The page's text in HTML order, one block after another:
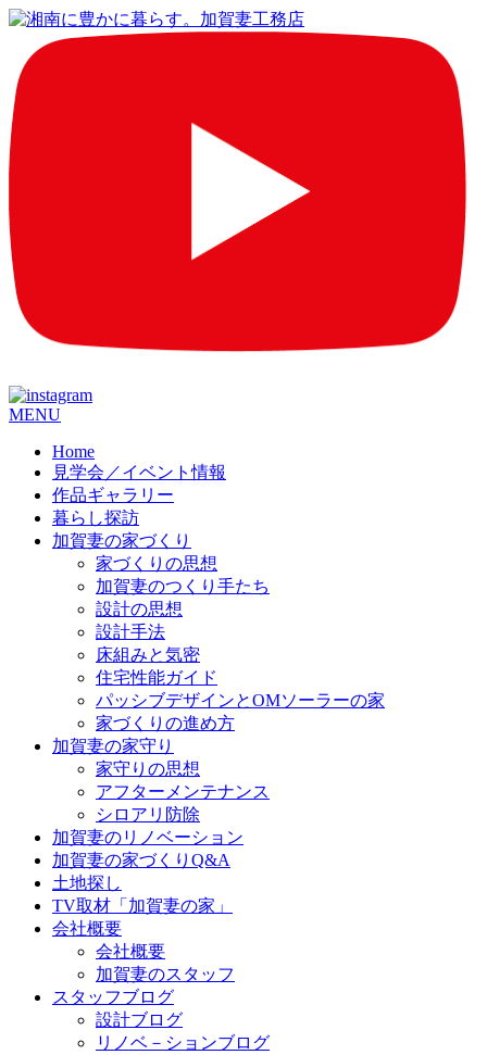
コ
MENU
Home
見学会／イベント情報
作品ギャラリー
暮らし探訪
加賀妻の家づくり
家づくりの思想
加賀妻のつくり手たち
設計の思想
設計手法
床組みと気密
住宅性能ガイド
パッシブデザインとOMソーラーの家
家づくりの進め方
加賀妻の家守り
家守りの思想
アフターメンテナンス
シロアリ防除
加賀妻のリノベーション
加賀妻の家づくりQ&A
土地探し
TV取材「加賀妻の家」
会社概要
会社概要
加賀妻のスタッフ
スタッフブログ
設計ブログ
リノベ－ションブログ